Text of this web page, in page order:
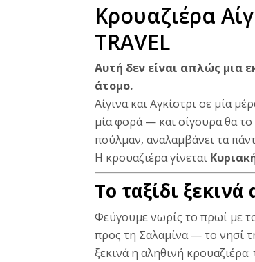
Κρουαζιέρα
TRAVEL
Αυτή δεν είναι απλώς μια
άτομο.
Αίγινα και Αγκίστρι σε μία
μία φορά — και σίγουρα θα το
πούλμαν, αναλαμβάνει τα
Η κρουαζιέρα γίνεται
Το ταξίδι
Φεύγουμε νωρίς το πρωί με
προς τη Σαλαμίνα— το νησί
ξεκινά η αληθινή